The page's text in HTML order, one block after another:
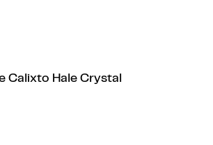
Calixto Hale Crystal